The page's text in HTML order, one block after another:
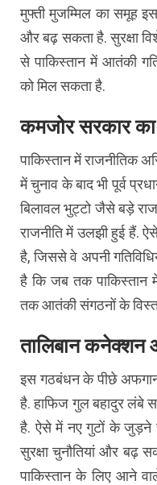
मुफ्ती मुजम्मिल का समूह
और बढ़ सकता है. सुरक्षा
से पाकिस्तान में आतंकी
को मिल सकता है.
कमजोर सरकार का
पाकिस्तान में राजनीतिक
में चुनाव के बाद भी पूर्व
बिलावल भुट्टो जैसे बड़े
राजनीति में उलझी हुई हैं.
है, जिससे वे अपनी
है कि जब तक पाकिस्तान
तक आतंकी संगठनों के
तालिबान कनेक्शन
इस गठबंधन के पीछे अफगान
है. हाफिज गुल बहादुर लंबे
है. ऐसे में नए गुटों के जुड़ने से
सुरक्षा चुनौतियां और बढ़
पाकिस्तान के लिए आने